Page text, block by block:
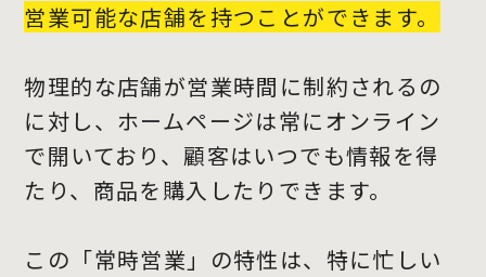
営業可能な店舗を持つことができます。
物理的な店舗が営業時間に制約されるの
に対し、ホームページは常にオンライン
で開いており、顧客はいつでも情報を得
たり、商品を購入したりできます。
この「常時営業」の特性は、特に忙しい